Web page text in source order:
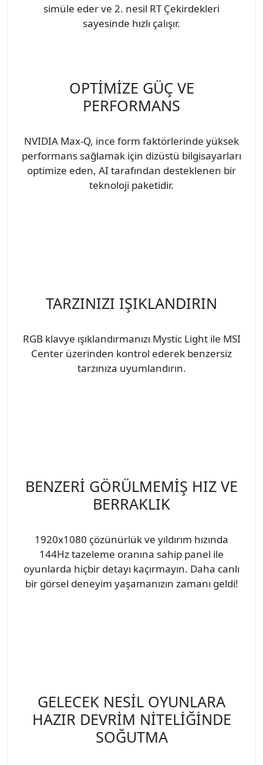
simüle eder ve 2. nesil RT Çekirdekleri
sayesinde hızlı çalışır.
OPTİMİZE GÜÇ VE
PERFORMANS
NVIDIA Max-Q, ince form faktörlerinde yüksek
performans sağlamak için dizüstü bilgisayarları
optimize eden, AI tarafından desteklenen bir
teknoloji paketidir.
TARZINIZI IŞIKLANDIRIN
RGB klavye ışıklandırmanızı Mystic Light ile MSI
Center üzerinden kontrol ederek benzersiz
tarzınıza uyumlandırın.
BENZERİ GÖRÜLMEMİŞ HIZ VE
BERRAKLIK
1920x1080 çözünürlük ve yıldırım hızında
144Hz tazeleme oranına sahip panel ile
oyunlarda hiçbir detayı kaçırmayın. Daha canlı
bir görsel deneyim yaşamanızın zamanı geldi!
GELECEK NESİL OYUNLARA
HAZIR DEVRİM NİTELİĞİNDE
SOĞUTMA